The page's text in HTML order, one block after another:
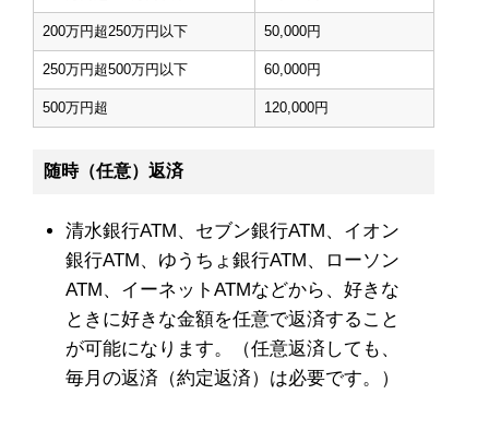
200万円超250万円以下 50,000円
250万円超500万円以下 60,000円
500万円超 120,000円
随時（任意）返済
清水銀行ATM、セブン銀行ATM、イオン
銀行ATM、ゆうちょ銀行ATM、ローソン
ATM、イーネットATMなどから、好きな
ときに好きな金額を任意で返済すること
が可能になります。（任意返済しても、
毎月の返済（約定返済）は必要です。）